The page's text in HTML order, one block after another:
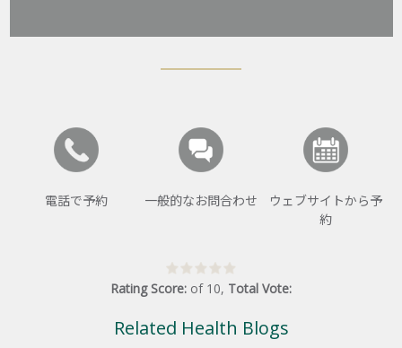
電話で予約 一般的なお問合わせ
ウェブサイトから予
約
Rating Score: of 10, Total Vote:
Related Health Blogs